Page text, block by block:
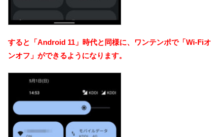
すると「Android 11」時代と同様に、ワンテンポで「Wi-Fiオ
ンオフ」ができるようになります。